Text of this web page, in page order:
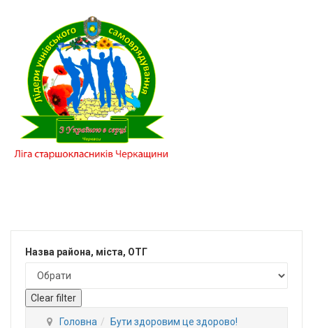
Назва района, міста, ОТГ
Clear filter
Головна
Бути здоровим це здорово!